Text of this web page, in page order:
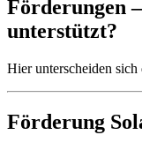
Förderungen
unterstützt?
Hier unterscheiden sich
Förderung